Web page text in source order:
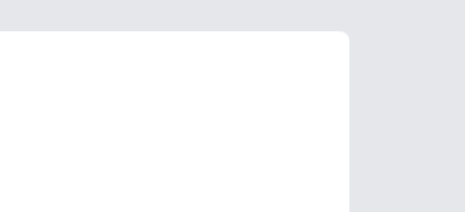
Impresoras